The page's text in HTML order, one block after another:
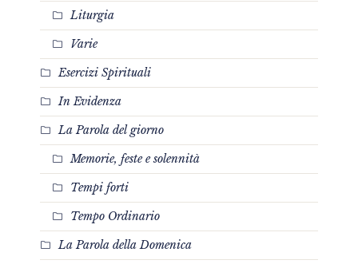
Liturgia
Varie
Esercizi Spirituali
In Evidenza
La Parola del giorno
Memorie, feste e solennità
Tempi forti
Tempo Ordinario
La Parola della Domenica